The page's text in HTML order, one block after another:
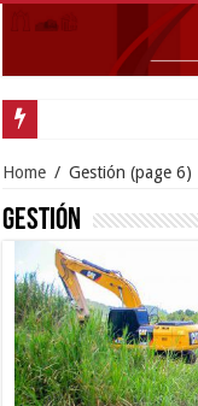
Home / Gestión (page 6)
Gestión